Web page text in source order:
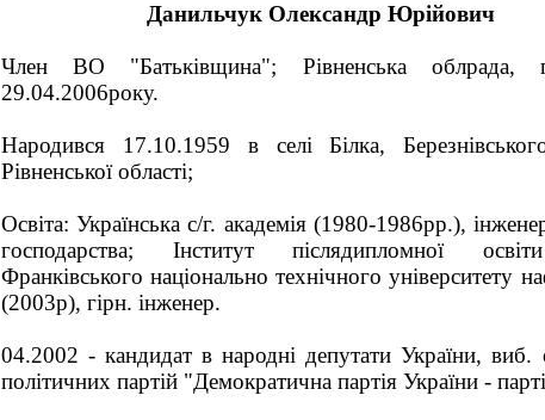
Данильчук Олександр Юрійович
Член ВО "Батьківщина"; Рівненська облрада,
29.04.2006року.
Народився 17.10.1959 в селі Білка,
Рівненської області;
Освіта: Українська с/г. академія (1980-1986рр.),
господарства; Інститут післядипломної
Франківського національно технічного університету
(2003р), гірн. інженер.
04.2002 - кандидат в народні депутати України,
політичних партій "Демократична партія України -